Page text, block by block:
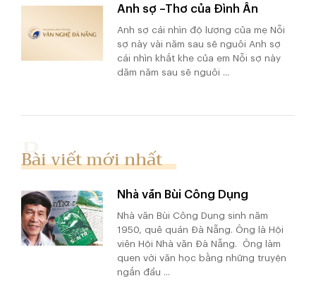
Anh sợ –Thơ của Đình Ân
Anh sợ cái nhìn độ lượng của mẹ Nỗi
sợ này vài năm sau sẽ nguôi Anh sợ
cái nhìn khắt khe của em Nỗi sợ này
dăm năm sau sẽ nguôi ...
Bài viết mới nhất
Nhà văn Bùi Công Dụng
Nhà văn Bùi Công Dụng sinh năm
1950, quê quán Đà Nẵng. Ông là Hội
viên Hội Nhà văn Đà Nẵng. Ông làm
quen với văn học bằng những truyện
ngắn đầu ...